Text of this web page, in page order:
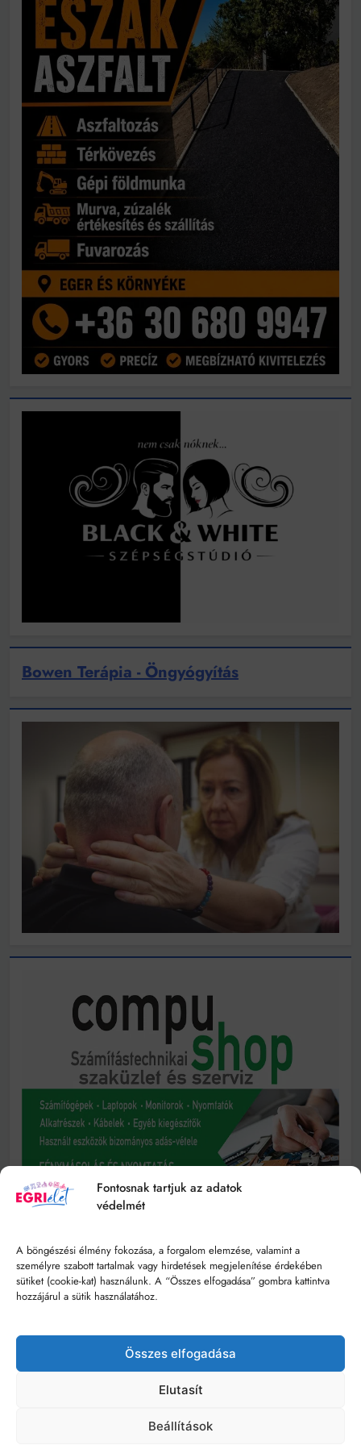
Fontosnak tartjuk az adatok
védelmét
A böngészési élmény fokozása, a forgalom elemzése, valamint a
személyre szabott tartalmak vagy hirdetések megjelenítése érdekében
sütiket (cookie-kat) használunk. A “Összes elfogadása” gombra kattintva
hozzájárul a sütik használatához.
Összes elfogadása
Elutasít
Beállítások
Bowen Terápia - Öngyógyítás